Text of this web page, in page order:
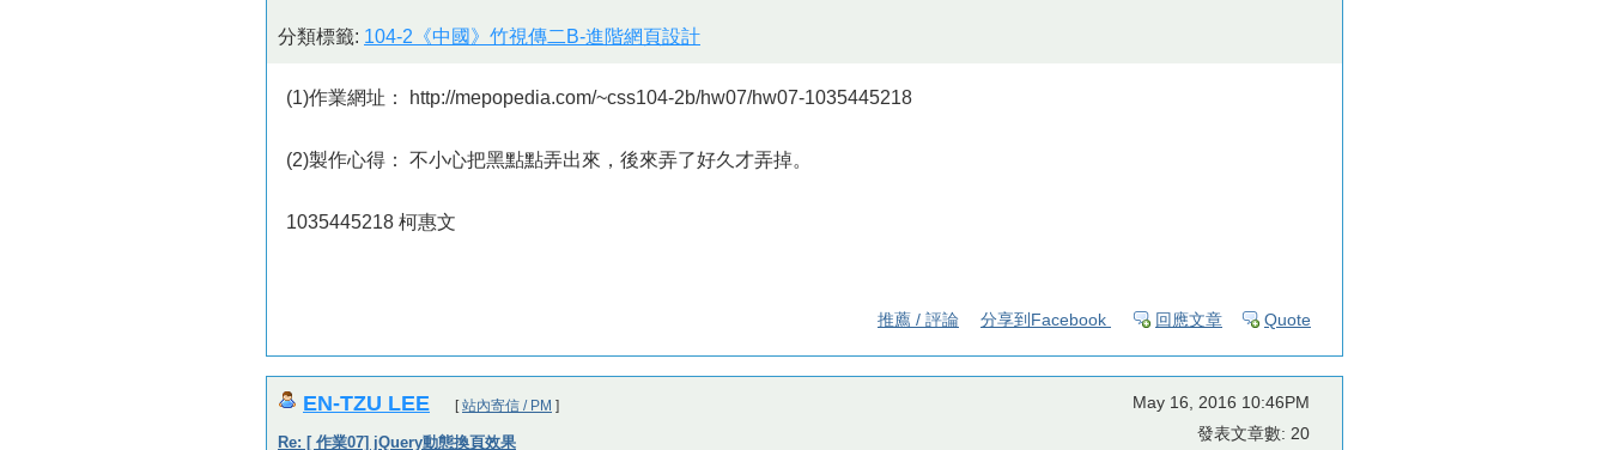
分類標籤: 104-2《中國》竹視傳二B-進階網頁設計
(1)作業網址： http://mepopedia.com/~css104-2b/hw07/hw07-1035445218
(2)製作心得： 不小心把黑點點弄出來，後來弄了好久才弄掉。
1035445218 柯惠文
推薦 / 評論 分享到Facebook 回應文章 Quote
EN-TZU LEE [站內寄信 / PM ]
Re: [ 作業07] jQuery動態換頁效果
May 16, 2016 10:46PM
發表文章數: 20